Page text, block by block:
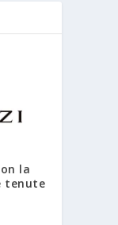
la
tenute